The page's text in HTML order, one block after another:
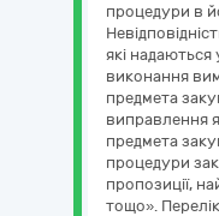
процедури в
які
виконання
предмета
виправлення
предмета
процедури
пропозиції,
тощо».